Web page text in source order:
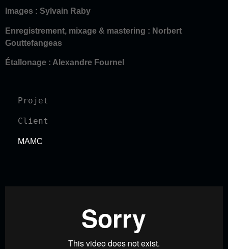
Images : Sylvain Raby
Enregistrement, mixage & mastering : Norbert
Gouttefangeas
Étallonage : Alexandre Fournel
Projet
Client
MAMC